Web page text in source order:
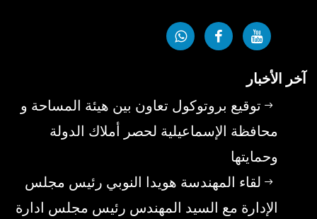
آخر الأخبار
توقيع بروتوكول تعاون بين هيئة المساحة و
محافظة الإسماعيلية لحصر أملاك الدولة
وحمايتها
لقاء المهندسة هويدا النوبي رئيس مجلس
الإدارة مع السيد المهندس رئيس مجلس ادارة